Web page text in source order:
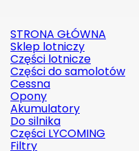
STRONA GŁÓWNA
Sklep lotniczy
Części lotnicze
Części do samolotów
Cessna
Opony
Akumulatory
Do silnika
Części LYCOMING
Filtry